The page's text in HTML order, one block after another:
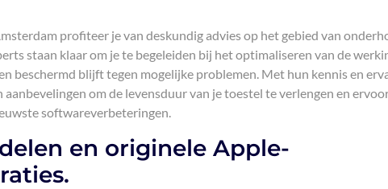
profiteer je van deskundig advies op het gebied van
staan klaar om je te begeleiden bij het optimaliseren van de
beschermd blijft tegen mogelijke problemen. Met hun kennis en
om de levensduur van je toestel te verlengen en
softwareverbeteringen.
en originele Apple-